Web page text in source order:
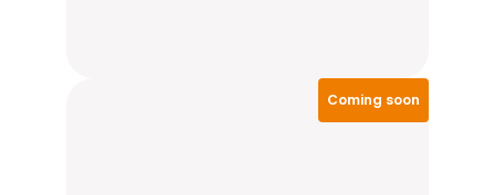
Coming soon